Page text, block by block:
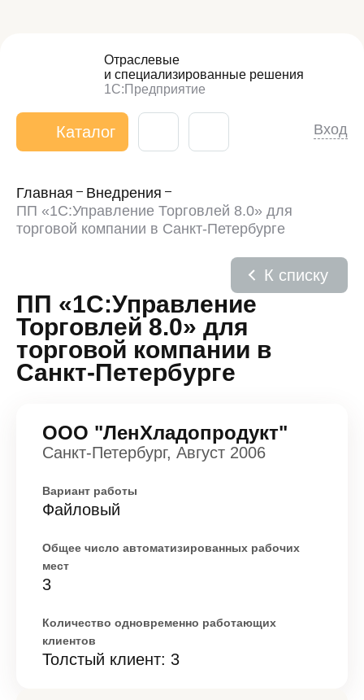
Отраслевые
и специализированные решения
1С:Предприятие
Каталог Вход
Главная
Внедрения
ПП «1С:Управление Торговлей 8.0» для
торговой компании в Санкт-Петербурге
ПП «1С:Управление
Торговлей 8.0» для
торговой компании в
Санкт-Петербурге
К списку
ООО "ЛенХладопродукт"
Санкт-Петербург, Август 2006
Вариант работы
Файловый
Общее число автоматизированных рабочих
мест
3
Количество одновременно работающих
клиентов
Толстый клиент: 3